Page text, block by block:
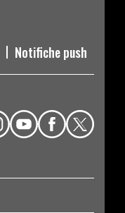
Notifiche push